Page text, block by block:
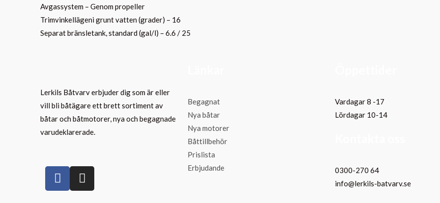
Avgassystem – Genom propeller
Trimvinkellägeni grunt vatten (grader) – 16
Separat bränsletank, standard (gal/l) – 6.6 / 25
Lerkils Båtvarv erbjuder dig som är eller
vill bli båtägare ett brett sortiment av
båtar och båtmotorer, nya och begagnade
varudeklarerade.
Begagnat
Nya båtar
Nya motorer
Båttillbehör
Prislista
Erbjudande
Vardagar 8 -17
Lördagar 10-14
0300-270 64
info@lerkils-batvarv.se